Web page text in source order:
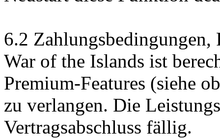
6.2
War of the Islands ist
Premium-Features (siehe
zu verlangen. Die
Vertragsabschluss fällig.